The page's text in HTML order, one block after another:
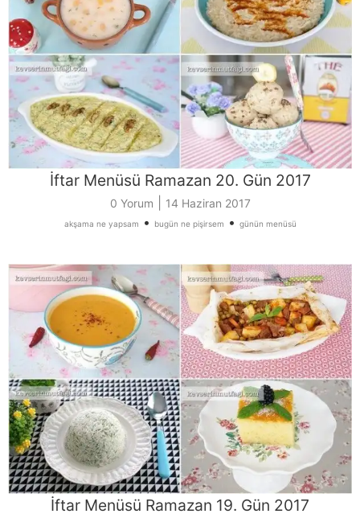
İftar Menüsü Ramazan 20. Gün 2017
0 Yorum 14 Haziran 2017
akşama ne yapsam • bugün ne pişirsem • günün menüsü
İftar Menüsü Ramazan 19. Gün 2017